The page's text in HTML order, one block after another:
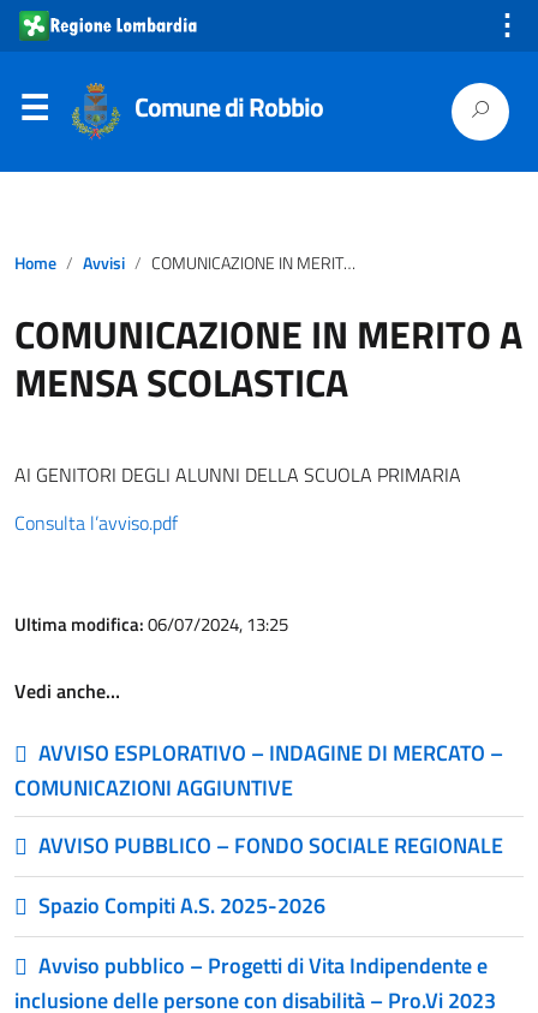
⋮
Comune di Robbio
Home Avvisi COMUNICAZIONE IN MERITO A MENSA SCOLASTICA
COMUNICAZIONE IN MERITO A
MENSA SCOLASTICA
AI GENITORI DEGLI ALUNNI DELLA SCUOLA PRIMARIA
Consulta l’avviso.pdf
Ultima modifica:06/07/2024, 13:25
Vedi anche…
AVVISO ESPLORATIVO – INDAGINE DI MERCATO –
COMUNICAZIONI AGGIUNTIVE
AVVISO PUBBLICO – FONDO SOCIALE REGIONALE
Spazio Compiti A.S. 2025-2026
Avviso pubblico – Progetti di Vita Indipendente e
inclusione delle persone con disabilità – Pro.Vi 2023